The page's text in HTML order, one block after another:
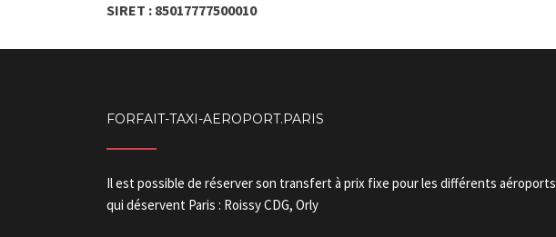
SIRET : 85017777500010
FORFAIT-TAXI-AEROPORT.PARIS
Il est possible de réserver son transfert à prix fixe pour les différents aéroports
qui déservent Paris : Roissy CDG, Orly